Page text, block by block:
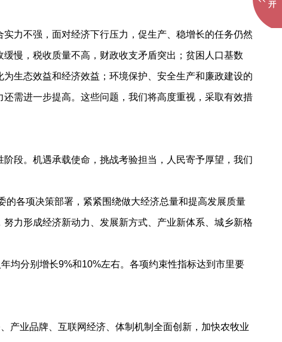
力不强，面对经济下行压力，促生产、稳增长的任务仍然
慢，税收质量不高，财政收支矛盾突出；贫困人口基数
生态效益和经济效益；环境保护、安全生产和廉政建设的
需进一步提高。这些问题，我们将高度重视，采取有效措
段。机遇承载使命，挑战考验担当，人民寄予厚望，我们
的各项决策部署，紧紧围绕做大经济总量和提高发展质量
力形成经济新动力、发展新方式、产业新体系、城乡新格
均分别增长9%和10%左右。各项约束性指标达到市里要
产业品牌、互联网经济、体制机制全面创新，加快农牧业